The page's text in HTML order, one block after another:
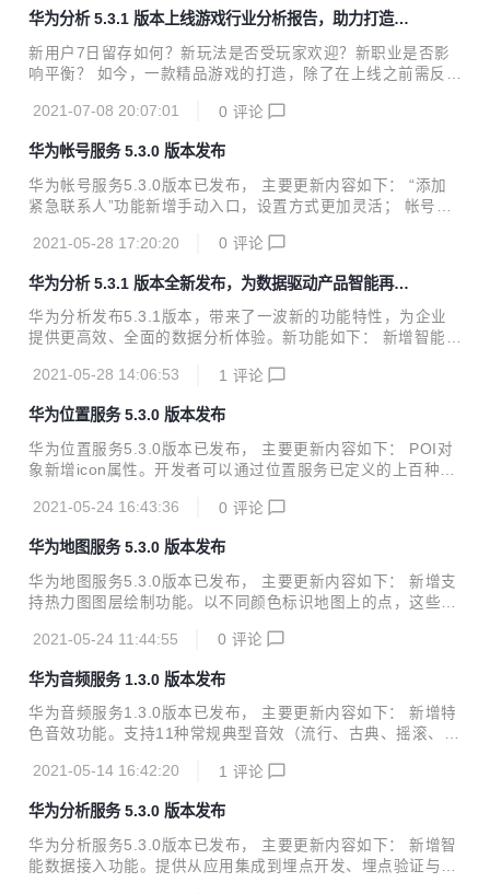
络加速等多个优势领域的先进技术进一步开放。在媒体领域，
新增了多媒体管线服务（AV Pipeline Kit），通过音视频开发
框架及视频超分、声音事件检测等插件，帮助开发者解决音视
能力（3D Modeling Kit），为开发者提供基于AI...
华为分析 5.3.1 版本上线游戏行业分析报告，助力打造精
品游戏
新用户7日留存如何？新玩法是否受玩家欢迎？新职业是否影
响平衡？ 如今，一款精品游戏的打造，除了在上线之前需反复
游戏体验，延长游戏生命周期。挖掘运营数据价值，构建丰富
的必要条件。 华为分析推出游戏行业报告与埋点模板 华为分
析5.3.1版本上线游戏行业分析报告，提供完整的MMO、卡牌
类游戏的指标体系搭建，以及对应的埋点模板和代码样例。报
告分为三个部分：核心指标看板、系统玩法监控、玩家及付费
情况分析。 核心指标看板 将运营人员最关心的数据加入核心
2021-07-08 20:07:01 0 评论
华为帐号服务 5.3.0 版本发布
华为帐号服务5.3.0版本已发布， 主要更新内容如下： “添加
紧急联系人”功能新增手动入口，设置方式更加灵活； 帐号安
更新说明可查看新特性介绍
2021-05-28 17:20:20 0 评论
华为分析 5.3.1 版本全新发布，为数据驱动产品智能再添
动力！
华为分析发布5.3.1版本，带来了一波新的功能特性，为企业
提供更高效、全面的数据分析体验。新功能如下： 新增智能数
全链路跟踪，极大提高埋点效率与准确性； 新增卸载分析报
像，帮助App定位用户卸载根因，降低卸载率； 游戏行业分析
报告焕新升级，新增MMO、卡牌分析报告，并提供智能埋点
模板，一站式打通数据采集、数据分析与应用环节； 新增画像
市、沉默天数”等数十个标签，助力多维度、深度洞察用户特
2021-05-28 14:06:53 1 评论
华为位置服务 5.3.0 版本发布
华为位置服务5.3.0版本已发布， 主要更新内容如下： POI对
象新增icon属性。开发者可以通过位置服务已定义的上百种P
类型，使您的应用位置显示更加直观； “关键字搜索”和“地点
个国家时，可以通过该参数设置，来实现搜索特定区域或国家
的地点。
2021-05-24 16:43:36 0 评论
华为地图服务 5.3.0 版本发布
华为地图服务5.3.0版本已发布， 主要更新内容如下： 新增支
持热力图图层绘制功能。以不同颜色标识地图上的点，这些点
力图功能展示交通拥堵情况，提醒用户躲避拥挤地区； "规划
以更加合理的设置路径规划方案； 路径规划请求响应结果中，
Route属性新增字段，可以更丰富的描述该路段是否有阶梯；
新增支持设置Petal Maps Logo的位置，开发者可以根据需要
2021-05-24 11:44:55 0 评论
华为音频服务 1.3.0 版本发布
华为音频服务1.3.0版本已发布， 主要更新内容如下： 新增特
色音效功能。支持11种常规典型音效（流行、古典、摇滚、爵
转、超重低音、车载音效），助力开发者为用户带来多样化听
义调节各频段音量，打造用户专属音效。 详细版本更新说明可
查看新特性介绍。
2021-05-14 16:42:20 1 评论
华为分析服务 5.3.0 版本发布
华为分析服务5.3.0版本已发布， 主要更新内容如下： 新增智
能数据接入功能。提供从应用集成到埋点开发、埋点验证与管